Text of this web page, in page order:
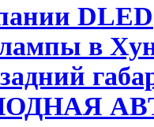
DLED
в